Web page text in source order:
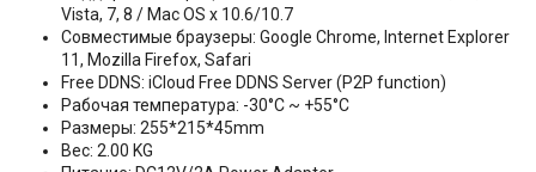
Vista, 7, 8 / Mac OS x 10.6/10.7
Совместимые браузеры: Google Chrome, Internet Explorer
11, Mozilla Firefox, Safari
Free DDNS: iCloud Free DDNS Server (P2P function)
Рабочая температура: -30°C ~ +55°C
Размеры: 255*215*45mm
Вес: 2.00 KG